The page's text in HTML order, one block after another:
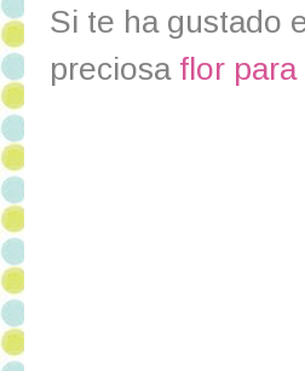
Si te ha gustado
preciosa flor